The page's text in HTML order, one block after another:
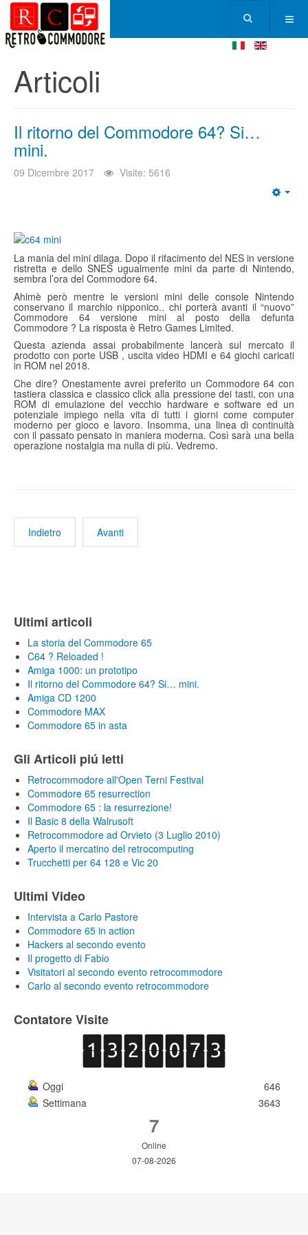
Articoli
Il ritorno del Commodore 64? Si…
mini.
09 Dicembre 2017 Visite: 5616
La mania del mini dilaga. Dopo il rifacimento del NES in versione
ristretta e dello SNES ugualmente mini da parte di Nintendo,
sembra l’ora del Commodore 64.
Ahimè però mentre le versioni mini delle console Nintendo
conservano il marchio nipponico.. chi porterà avanti il “nuovo”
Commodore 64 versione mini al posto della defunta
Commodore ? La risposta è Retro Games Limited.
Questa azienda assai probabilmente lancerà sul mercato il
prodotto con porte USB , uscita video HDMI e 64 giochi caricati
in ROM nel 2018.
Che dire? Onestamente avrei preferito un Commodore 64 con
tastiera classica e classico click alla pressione dei tasti, con una
ROM di emulazione del vecchio hardware e software ed un
potenziale impiego nella vita di tutti i giorni come computer
moderno per gioco e lavoro. Insomma, una linea di continuità
con il passato pensato in maniera moderna. Così sarà una bella
operazione nostalgia ma nulla di più. Vedremo.
Indietro Avanti
Ultimi articoli
La storia del Commodore 65
C64 ? Reloaded !
Amiga 1000: un prototipo
Il ritorno del Commodore 64? Si… mini.
Amiga CD 1200
Commodore MAX
Commodore 65 in asta
Gli Articoli piú letti
Retrocommodore all'Open Terni Festival
Commodore 65 resurrection
Commodore 65 : la resurrezione!
Il Basic 8 della Walrusoft
Retrocommodore ad Orvieto (3 Luglio 2010)
Aperto il mercatino del retrocomputing
Trucchetti per 64 128 e Vic 20
Ultimi Video
Intervista a Carlo Pastore
Commodore 65 in action
Hackers al secondo evento
Il progetto di Fabio
Visitatori al secondo evento retrocommodore
Carlo al secondo evento retrocommodore
Contatore Visite
Oggi
646
Settimana
3643
7
Online
07-08-2026